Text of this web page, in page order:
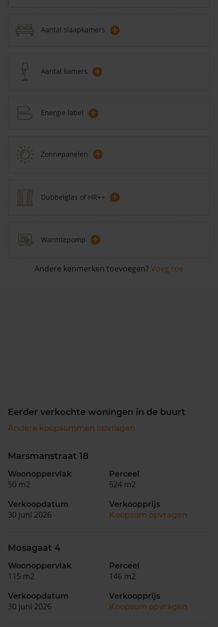
Aantal slaapkamers +
Aantal kamers +
Energie label +
Zonnepanelen +
Dubbelglas of HR++ +
Warmtepomp +
Andere kenmerken toevoegen? Voeg toe
Eerder verkochte woningen in de buurt
Andere koopsommen opvragen
Marsmanstraat 18
Woonoppervlak
50 m2
Perceel
524 m2
Verkoopdatum
30 juni 2026
Verkoopprijs
Koopsom opvragen
Mosagaat 4
Woonoppervlak
115 m2
Perceel
146 m2
Verkoopdatum
30 juni 2026
Verkoopprijs
Koopsom opvragen